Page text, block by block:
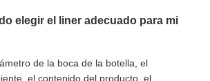
elegir el liner adecuado para mi
de la boca de la botella, el
el contenido del producto, el